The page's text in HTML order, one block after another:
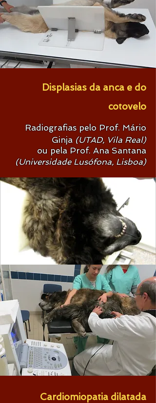
Displasias da anca e do
cotovelo
Radiografias pelo Prof. Mário
Ginja (UTAD, Vila Real)
ou pela Prof. Ana Santana
(Universidade Lusófona, Lisboa)
Cardiomiopatia dilatada